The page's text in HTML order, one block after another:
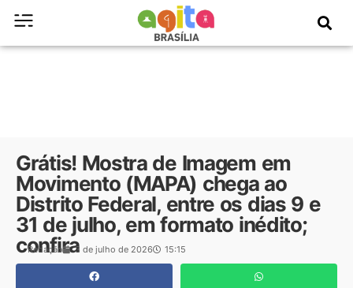
Grátis! Mostra de Imagem em
Movimento (MAPA) chega ao
Distrito Federal, entre os dias 9 e
31 de julho, em formato inédito;
confira
Redação 3 de julho de 2026 15:15